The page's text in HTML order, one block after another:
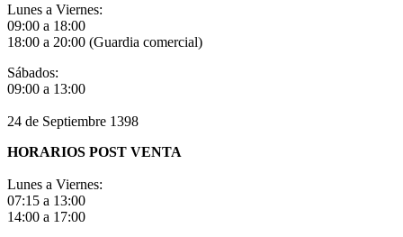
Lunes a Viernes:
09:00 a 18:00
18:00 a 20:00 (Guardia comercial)
Sábados:
09:00 a 13:00
24 de Septiembre 1398
HORARIOS POST VENTA
Lunes a Viernes:
07:15 a 13:00
14:00 a 17:00